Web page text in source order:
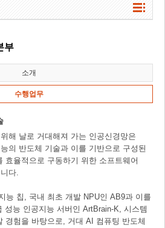
부
소개
수행업무
해 날로 거대해져 가는 인공신경망은
의 반도체 기술과 이를 기반으로 구성된
효율적으로 구동하기 위한 소프트웨어
다.
능 칩, 국내 최초 개발 NPU인 AB9과 이를
성능 인공지능 서버인 ArtBrain-K, 시스템
경험을 바탕으로, 거대 AI 컴퓨팅 반도체